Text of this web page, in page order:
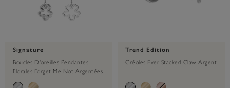
Signature
Boucles D'oreilles Pendantes
Florales Forget Me Not Argentées
Trend Edition
Créoles Ever Stacked Claw Argent